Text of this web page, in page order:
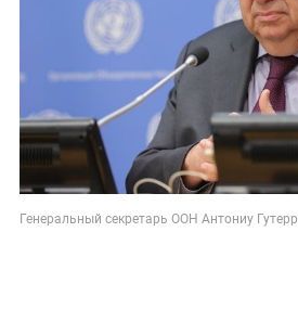
Генеральный секретарь ООН Антониу